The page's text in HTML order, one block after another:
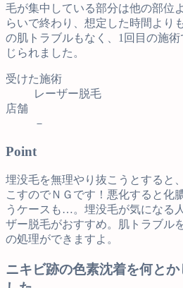
毛が集中している部分は他の部位
らいで終わり、想定した時間より
の肌トラブルもなく、1回目の施
じられました。
受けた施術
レーザー脱毛
店舗
－
Point
埋没毛を無理やり抜こうとすると
こすのでＮＧです！悪化すると化
うケースも…。埋没毛が気になる
ザー脱毛がおすすめ。肌トラブル
の処理ができますよ。
ニキビ跡の色素沈着を何と